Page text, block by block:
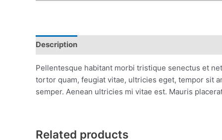
Description
Pellentesque habitant morbi tristique senectus et
tortor quam, feugiat vitae, ultricies eget, tempor sit
semper. Aenean ultricies mi vitae est. Mauris
Related products